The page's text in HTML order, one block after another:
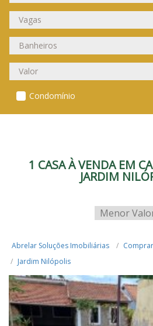
Condomínio
1 CASA À VENDA EM
JARDIM
Abrelar Soluções Imobiliárias Comprar
Jardim Nilópolis